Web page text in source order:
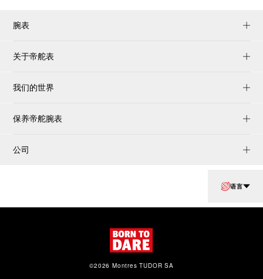
腕表
关于帝舵表
我们的世界
保养帝舵腕表
公司
语言
©2026 Montres TUDOR SA